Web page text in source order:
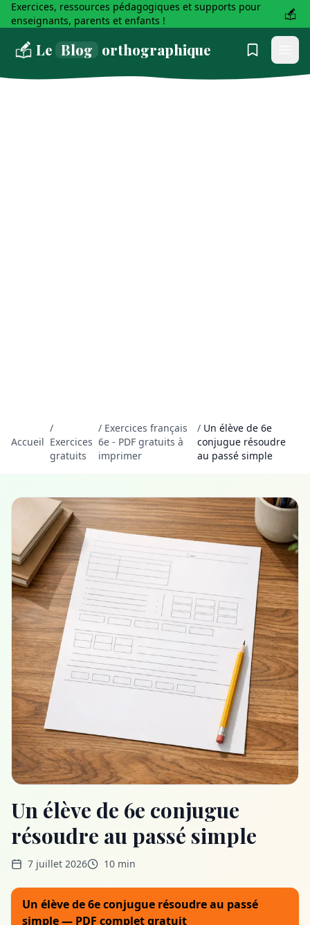
Exercices, ressources pédagogiques et supports pour
enseignants, parents et enfants !
Le Blog orthographique
Accueil
/
Exercices
gratuits
/ Exercices français
6e - PDF gratuits à
imprimer
/ Un élève de 6e
conjugue résoudre
au passé simple
Un élève de 6e conjugue
résoudre au passé simple
7 juillet 2026 10 min
Un élève de 6e conjugue résoudre au passé
simple — PDF complet gratuit